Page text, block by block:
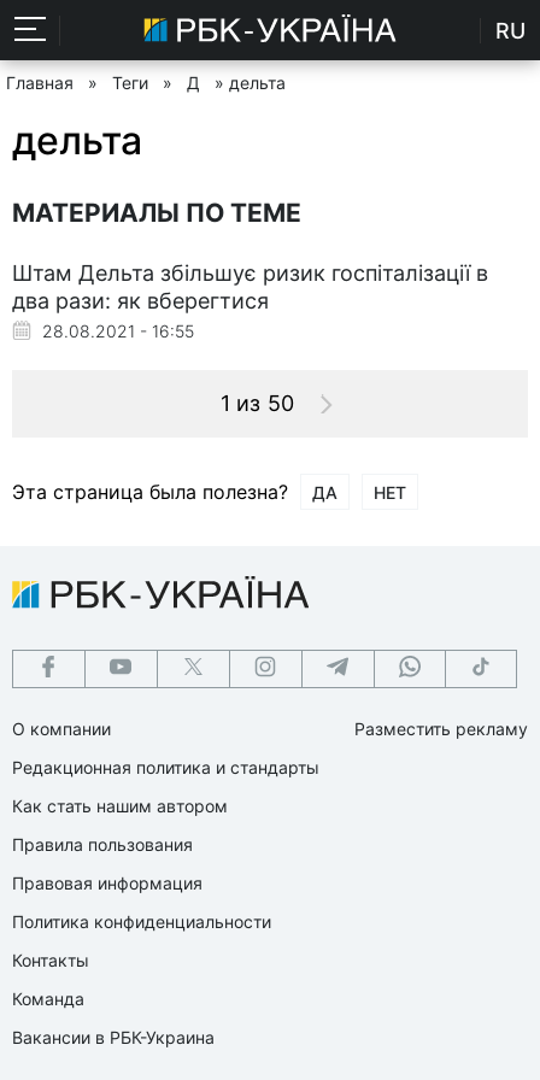
RU
Главная » Теги » Д » дельта
дельта
МАТЕРИАЛЫ ПО ТЕМЕ
Штам Дельта збільшує ризик госпіталізації в
два рази: як вберегтися
28.08.2021 - 16:55
1 из 50
Эта страница была полезна? ДА НЕТ
О компании
Редакционная политика и стандарты
Как стать нашим автором
Правила пользования
Правовая информация
Политика конфиденциальности
Контакты
Команда
Вакансии в РБК-Украина
Разместить рекламу